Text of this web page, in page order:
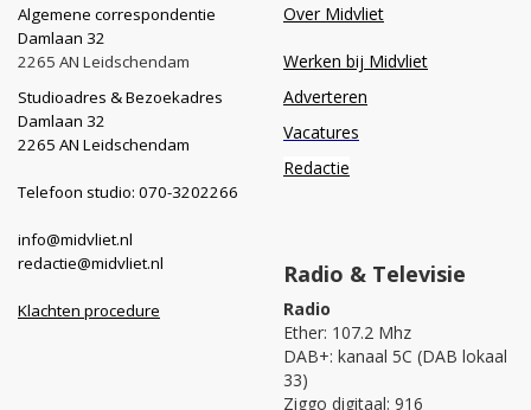
Algemene correspondentie
Damlaan 32
2265 AN Leidschendam
Studioadres & Bezoekadres
Damlaan 32
2265 AN Leidschendam
Telefoon studio: 070-3202266
info@midvliet.nl
redactie@midvliet.nl
Klachten procedure
Over Midvliet
Werken bij Midvliet
Adverteren
Vacatures
Redactie
Radio & Televisie
Radio
Ether: 107.2 Mhz
DAB+: kanaal 5C (DAB lokaal
33)
Ziggo digitaal: 916